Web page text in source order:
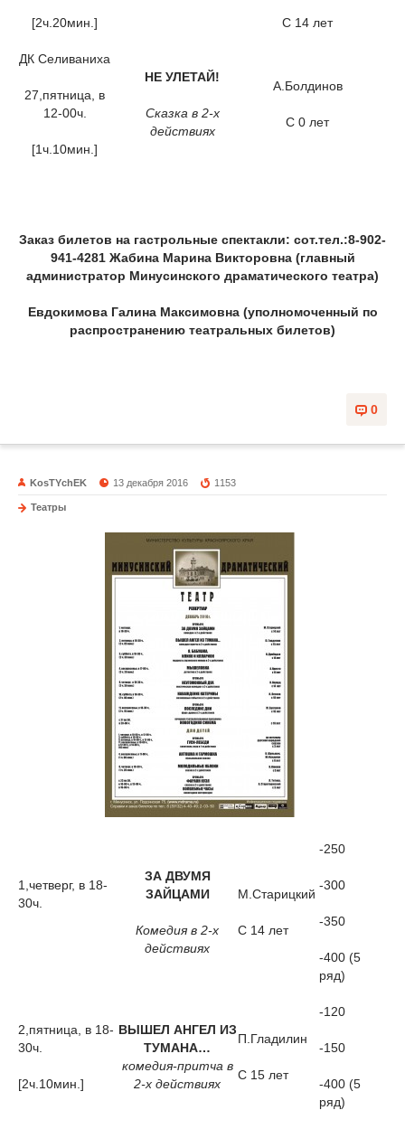
[2ч.20мин.] С 14 лет
ДК Селиваниха
27,пятница, в
12-00ч.
[1ч.10мин.]
НЕ УЛЕТАЙ!
Сказка в 2-х
действиях
А.Болдинов
С 0 лет
Заказ билетов на гастрольные спектакли: сот.тел.:8-902-
941-4281 Жабина Марина Викторовна (главный
администратор Минусинского драматического театра)
Евдокимова Галина Максимовна (уполномоченный по
распространению театральных билетов)
0
KosTYchEK 13 декабря 2016 1153
Театры
1,четверг, в 18-
30ч.
ЗА ДВУМЯ
ЗАЙЦАМИ
Комедия в 2-х
действиях
М.Старицкий
С 14 лет
-250
-300
-350
-400 (5
ряд)
2,пятница, в 18-
30ч.
[2ч.10мин.]
ВЫШЕЛ АНГЕЛ ИЗ
ТУМАНА…
комедия-притча в
2-х действиях
П.Гладилин
С 15 лет
-120
-150
-400 (5
ряд)